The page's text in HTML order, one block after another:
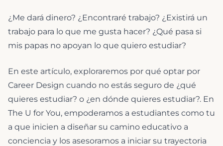
¿Me dará dinero? ¿Encontraré trabajo? ¿Existirá un
trabajo para lo que me gusta hacer? ¿Qué pasa si
mis papas no apoyan lo que quiero estudiar?
En este artículo, exploraremos por qué optar por
Career Design cuando no estás seguro de ¿qué
quieres estudiar? o ¿en dónde quieres estudiar?. En
The U for You, empoderamos a estudiantes como tu
a que inicien a diseñar su camino educativo a
conciencia y los asesoramos a iniciar su trayectoria